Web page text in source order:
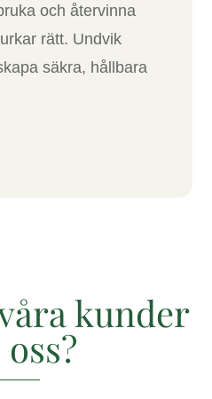
och återvinna
rätt. Undvik
säkra, hållbara
kunder